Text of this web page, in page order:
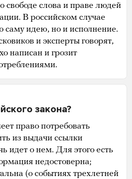
свободе слова и праве людей
В российском случае
саму идею, но и исполнение.
и эксперты говорят,
написан и грозит
закона?
право потребовать
из выдачи ссылки
идет о нем. Для этого есть
недостоверна;
(о событиях трехлетней